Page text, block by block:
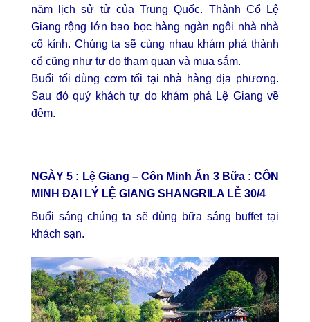
năm lịch sử tử của Trung Quốc. Thành Cổ Lệ
Giang rộng lớn bao bọc hàng ngàn ngôi nhà nhà
cổ kính. Chúng ta sẽ cùng nhau khám phá thành
cổ cũng như tự do tham quan và mua sắm.
Buổi tối dùng cơm tối tại nhà hàng địa phương.
Sau đó quý khách tự do khám phá Lệ Giang về
đêm.
NGÀY 5 : Lệ Giang – Côn Minh Ăn 3 Bữa : CÔN
MINH ĐẠI LÝ LỆ GIANG SHANGRILA LỄ 30/4
Buổi sáng chúng ta sẽ dùng bữa sáng buffet tại
khách sạn.